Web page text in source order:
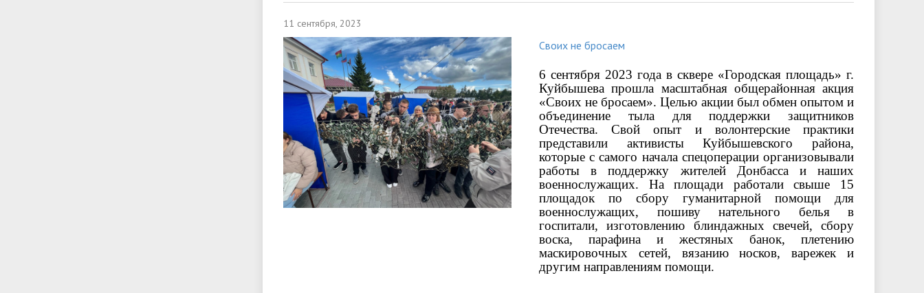
11 сентября, 2023
Своих не бросаем
6 сентября 2023 года в сквере «Городская площадь» г.
Куйбышева прошла масштабная общерайонная акция
«Своих не бросаем». Целью акции был обмен опытом и
объединение тыла для поддержки защитников
Отечества. Свой опыт и волонтерские практики
представили активисты Куйбышевского района,
которые с самого начала спецоперации организовывали
работы в поддержку жителей Донбасса и наших
военнослужащих. На площади работали свыше 15
площадок по сбору гуманитарной помощи для
военнослужащих, пошиву нательного белья в
госпитали, изготовлению блиндажных свечей, сбору
воска, парафина и жестяных банок, плетению
маскировочных сетей, вязанию носков, варежек и
другим направлениям помощи.